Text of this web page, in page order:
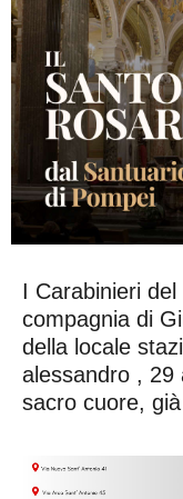
I Carabinieri
compagnia di
della locale
alessandro , 29
sacro cuore,